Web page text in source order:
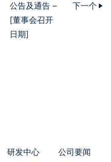
公告及通告 –
[董事会召开
日期]
下一个
研发中心 公司要闻